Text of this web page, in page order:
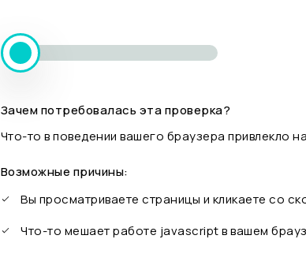
Зачем потребовалась эта проверка?
Что-то в поведении вашего браузера привлекло
Возможные причины:
Вы просматриваете страницы и кликаете со
Что-то мешает работе javascript в вашем